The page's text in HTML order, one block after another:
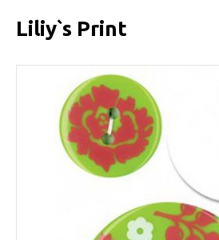
Liliy`s Print